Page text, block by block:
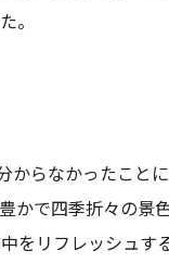
。
からなかったこと
かで四季折々の景
リフレッシュす